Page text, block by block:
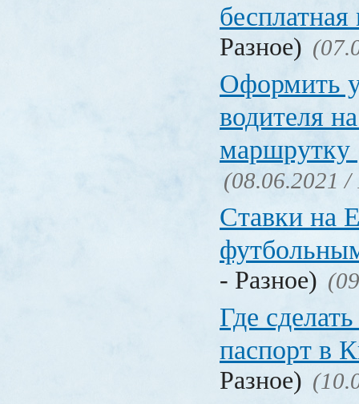
Разное)
Оформить
водителя
маршрутку
(08.06.2021 /
Ставки на
- Разное)
Где
паспорт в
Разное)